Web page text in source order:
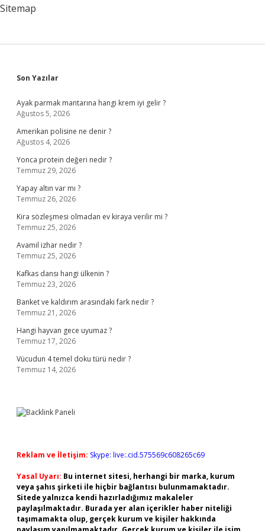
Sitemap
Sidebar
Son Yazılar
Ayak parmak mantarına hangi krem iyi gelir ?
Ağustos 5, 2026
Amerikan polisine ne denir ?
Ağustos 4, 2026
Yonca protein değeri nedir ?
Temmuz 29, 2026
Yapay altın var mı ?
Temmuz 26, 2026
Kira sözleşmesi olmadan ev kiraya verilir mi ?
Temmuz 25, 2026
Avamil izhar nedir ?
Temmuz 25, 2026
Kafkas dansı hangi ülkenin ?
Temmuz 23, 2026
Banket ve kaldırım arasındaki fark nedir ?
Temmuz 21, 2026
Hangi hayvan gece uyumaz ?
Temmuz 17, 2026
Vücudun 4 temel doku türü nedir ?
Temmuz 14, 2026
Reklam ve İletişim: Skype: live:.cid.575569c608265c69
Yasal Uyarı: Bu internet sitesi, herhangi bir marka, kurum
veya şahıs şirketi ile hiçbir bağlantısı bulunmamaktadır.
Sitede yalnızca kendi hazırladığımız makaleler
paylaşılmaktadır. Burada yer alan içerikler haber niteliği
taşımamakta olup, gerçek kurum ve kişiler hakkında